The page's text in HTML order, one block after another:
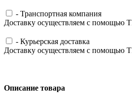
- Транспортная компания
Доставку осуществляем с
- Курьерская доставка
Доставку осуществляем с
Описание товара